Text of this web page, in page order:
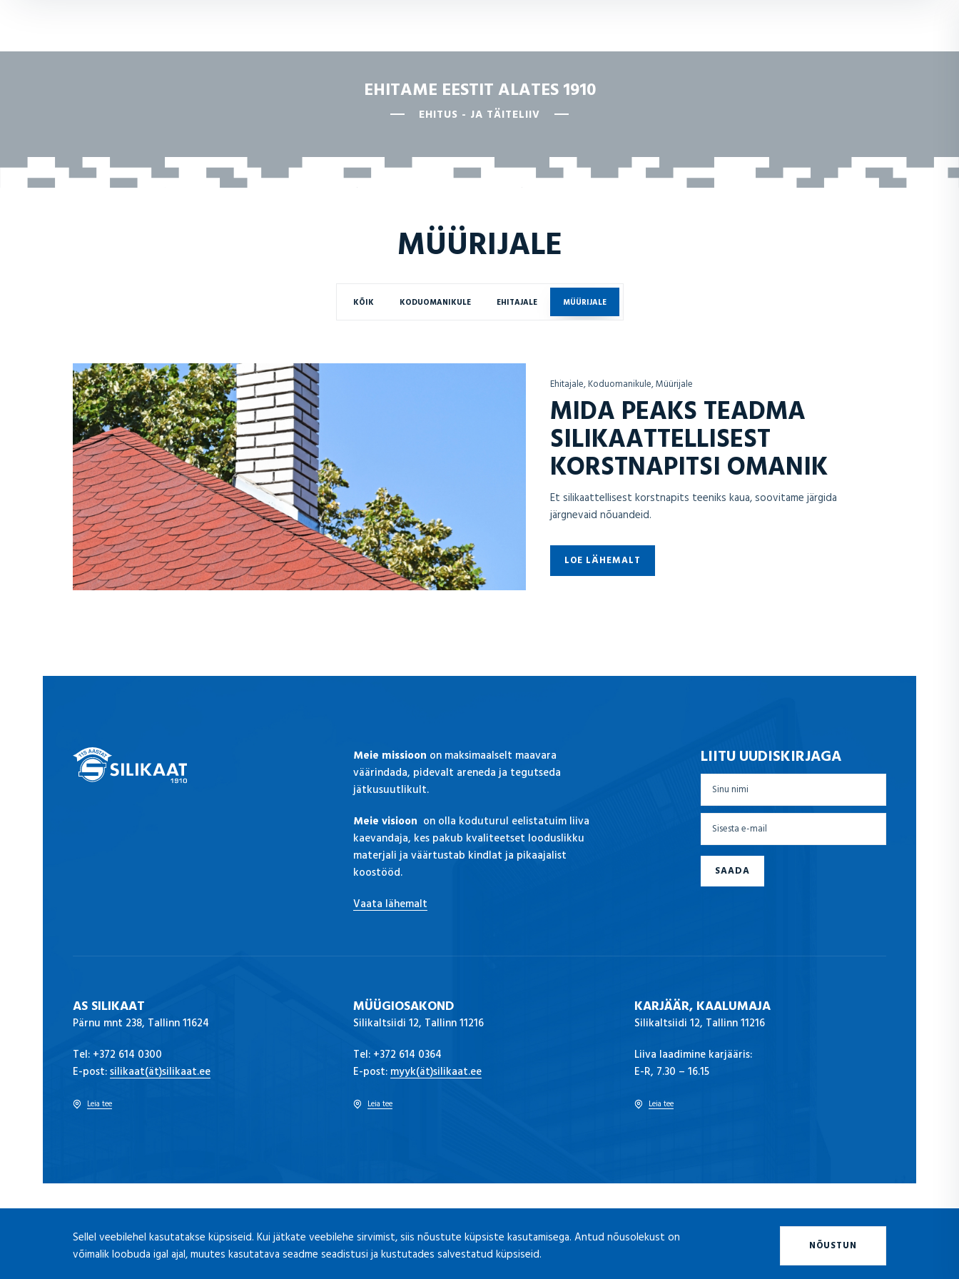
EHITAME EESTIT ALATES 1910
EHITUS - JA TÄITELIIV
MÜÜRIJALE
KÕIK KODUOMANIKULE EHITAJALE MÜÜRIJALE
Ehitajale, Koduomanikule, Müürijale
MIDA PEAKS TEADMA
SILIKAATTELLISEST
KORSTNAPITSI OMANIK
Et silikaattellisest korstnapits teeniks kaua, soovitame järgida
järgnevaid nõuandeid.
LOE LÄHEMALT
Meie missioon on maksimaalselt maavara
väärindada, pidevalt areneda ja tegutseda
jätkusuutlikult.
Meie visioon on olla koduturul eelistatuim liiva
kaevandaja, kes pakub kvaliteetset looduslikku
materjali ja väärtustab kindlat ja pikaajalist
koostööd.
Vaata lähemalt
LIITU UUDISKIRJAGA
SAADA
AS SILIKAAT
Pärnu mnt 238, Tallinn 11624
Tel: +372 614 0300
E-post:silikaat(ät)silikaat.ee
Leia tee
MÜÜGIOSAKOND
Silikaltsiidi 12, Tallinn 11216
Tel: +372 614 0364
E-post: myyk(ät)silikaat.ee
Leia tee
KARJÄÄR, KAALUMAJA
Silikaltsiidi 12, Tallinn 11216
Liiva laadimine karjääris:
E-R, 7.30 – 16.15
Leia tee
Sellel veebilehel kasutatakse küpsiseid. Kui jätkate veebilehe sirvimist, siis nõustute küpsiste kasutamisega. Antud nõusolekust on
võimalik loobuda igal ajal, muutes kasutatava seadme seadistusi ja kustutades salvestatud küpsiseid.
NÕUSTUN